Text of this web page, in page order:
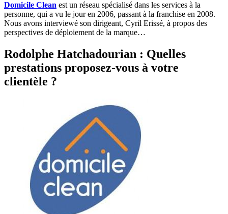
Domicile Clean est un réseau spécialisé dans les services à la
personne, qui a vu le jour en 2006, passant à la franchise en 2008.
Nous avons interviewé son dirigeant, Cyril Erissé, à propos des
perspectives de déploiement de la marque…
Rodolphe Hatchadourian : Quelles
prestations proposez-vous à votre
clientèle ?